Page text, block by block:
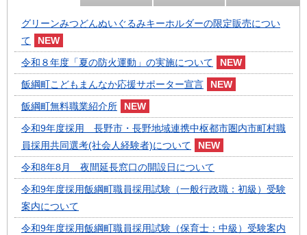
グリーンみつどんぬいぐるみキーホルダーの限定販売につい
て
令和８年度「夏の防火運動」の実施について
飯綱町こどもまんなか応援サポーター宣言
飯綱町無料職業紹介所
令和9年度採用 長野市・長野地域連携中枢都市圏内市町村職
員採用共同選考(社会人経験者)について
令和8年8月 夜間延長窓口の開設日について
令和9年度採用飯綱町職員採用試験（一般行政職：初級）受験
案内について
令和9年度採用飯綱町職員採用試験（保育士：中級）受験案内